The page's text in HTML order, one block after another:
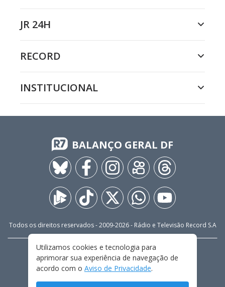
JR 24H
RECORD
INSTITUCIONAL
BALANÇO GERAL DF
Todos os direitos reservados - 2009-2026- Rádio e Televisão Record S.A
FALE CONOSCO
PRIVACIDADE
TERMOS E CONDIÇÕES DE USO
Utilizamos cookies e tecnologia para
aprimorar sua experiência de navegação de
acordo com o Aviso de Privacidade.